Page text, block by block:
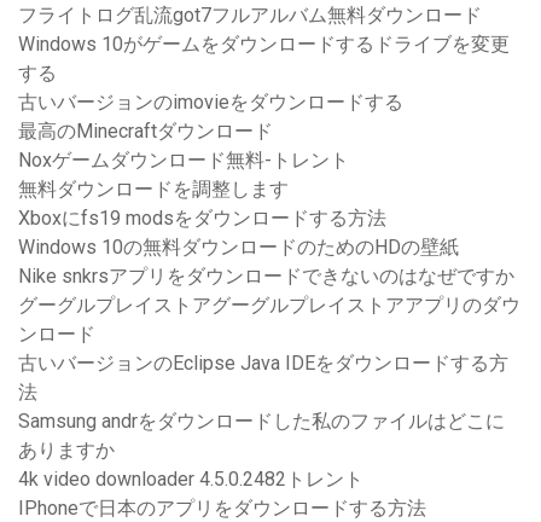
フライトログ乱流got7フルアルバム無料ダウンロード
Windows 10がゲームをダウンロードするドライブを変更
する
古いバージョンのimovieをダウンロードする
最高のMinecraftダウンロード
Noxゲームダウンロード無料-トレント
無料ダウンロードを調整します
Xboxにfs19 modsをダウンロードする方法
Windows 10の無料ダウンロードのためのHDの壁紙
Nike snkrsアプリをダウンロードできないのはなぜですか
グーグルプレイストアグーグルプレイストアアプリのダウ
ンロード
古いバージョンのEclipse Java IDEをダウンロードする方
法
Samsung andrをダウンロードした私のファイルはどこに
ありますか
4k video downloader 4.5.0.2482トレント
IPhoneで日本のアプリをダウンロードする方法